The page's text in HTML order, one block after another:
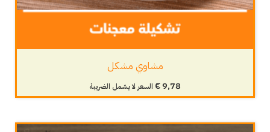
مشاوي مشكل
€9,78 السعر لا يشمل الضريبة